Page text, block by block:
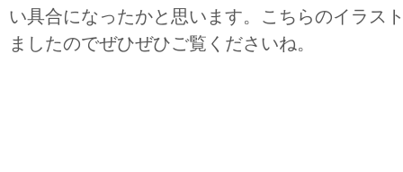
い具合になったかと思います。こちらのイラス
ましたのでぜひぜひご覧くださいね。